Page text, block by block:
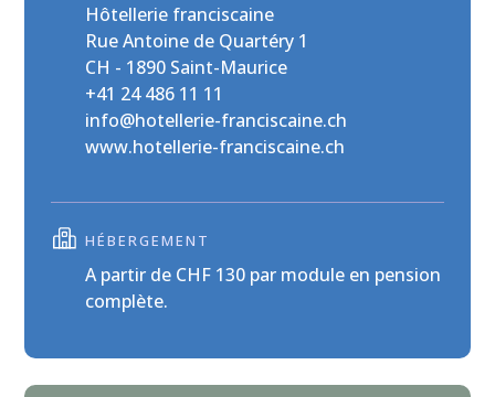
Hôtellerie franciscaine
Rue Antoine de Quartéry 1
CH - 1890 Saint-Maurice
+41 24 486 11 11
info@hotellerie-franciscaine.ch
www.hotellerie-franciscaine.ch
HÉBERGEMENT
A partir de CHF 130 par module en pension
complète.